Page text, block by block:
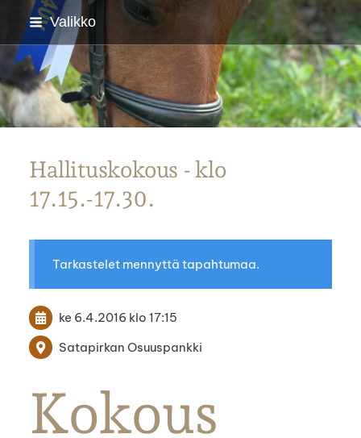
Siirry
sivun
sisältöön
Valikko
Parkanon Ratsastajat
Hallituskokous - klo
17.15.-17.30.
Tarkastelet mennyttä tapahtumaa.
ke 6.4.2016 klo 17:15
Satapirkan Osuuspankki
Kokous